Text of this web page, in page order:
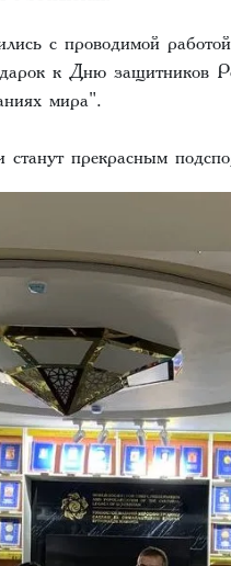
с проводимой
к Дню защитников
мира".
прекрасным